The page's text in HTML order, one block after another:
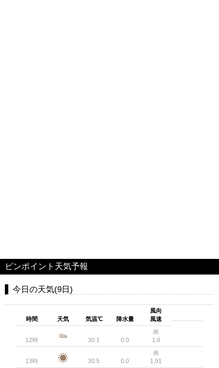
ピンポイント天気予報
今日の天気(9日)
時間 天気 気温℃ 降水量
風向
風速
12時 30.1 0.0
南
1.8
13時 30.5 0.0
南
1.91